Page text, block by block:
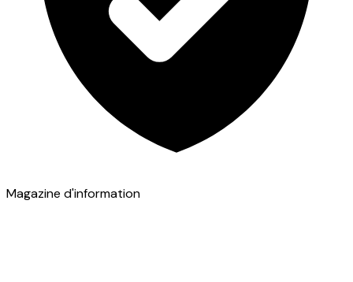
Magazine d'information